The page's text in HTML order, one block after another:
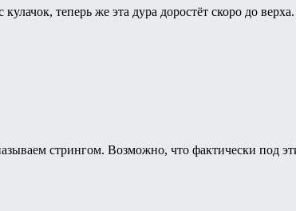
теперь же эта дура доростёт скоро до
стрингом. Возможно, что фактически под